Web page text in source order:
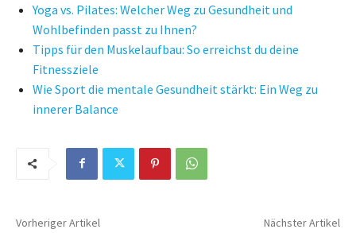
Yoga vs. Pilates: Welcher Weg zu Gesundheit und
Wohlbefinden passt zu Ihnen?
Tipps für den Muskelaufbau: So erreichst du deine
Fitnessziele
Wie Sport die mentale Gesundheit stärkt: Ein Weg zu
innerer Balance
Vorheriger Artikel Nächster Artikel